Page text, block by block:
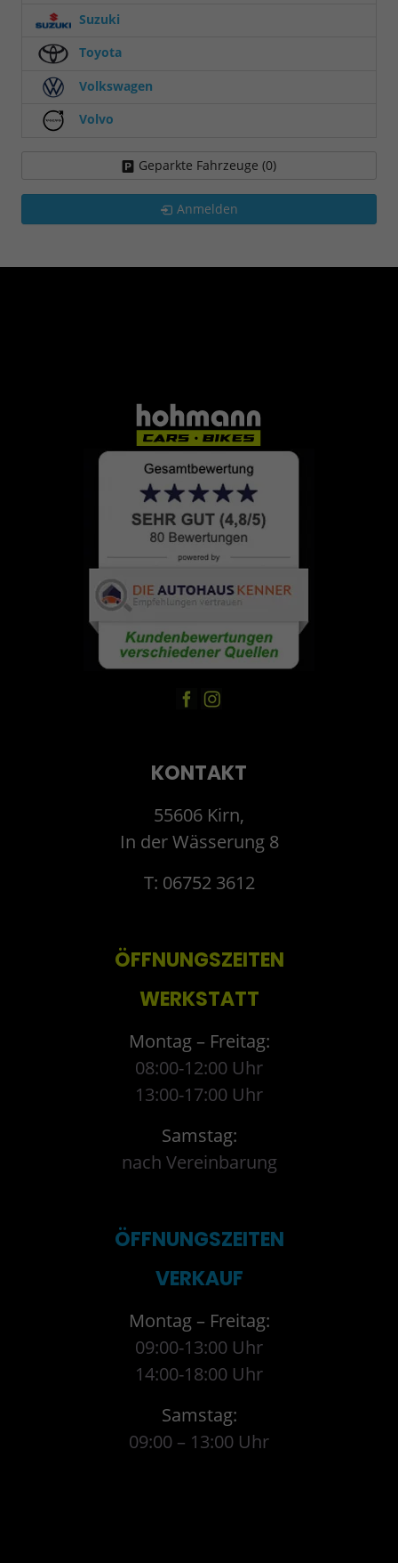
Suzuki
Toyota
Volkswagen
Volvo
Geparkte Fahrzeuge (0)
Anmelden
KONTAKT
55606 Kirn,
In der Wässerung 8
T: 06752 3612
ÖFFNUNGSZEITEN
WERKSTATT
Montag – Freitag:
08:00-12:00 Uhr
13:00-17:00 Uhr
Samstag:
nach Vereinbarung
ÖFFNUNGSZEITEN
VERKAUF
Montag – Freitag:
09:00-13:00 Uhr
14:00-18:00 Uhr
Samstag:
09:00 – 13:00 Uhr